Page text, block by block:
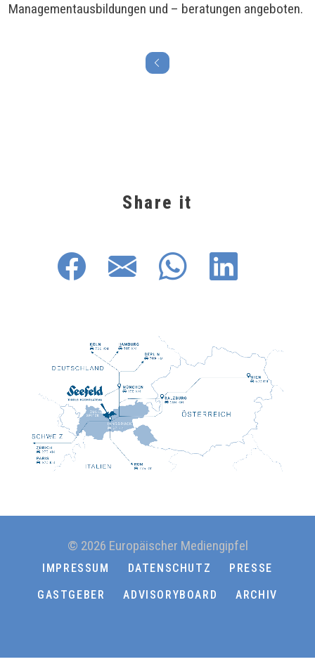
Managementausbildungen und – beratungen angeboten.
Share it
© 2026 Europäischer Mediengipfel
IMPRESSUM DATENSCHUTZ
PRESSE
GASTGEBER
ADVISORYBOARD ARCHIV